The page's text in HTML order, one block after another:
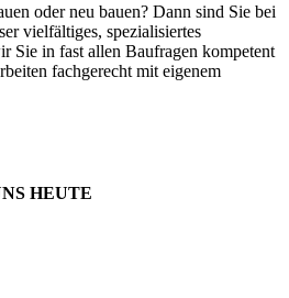
oder neu bauen? Dann sind Sie bei
vielfältiges, spezialisiertes
Sie in fast allen Baufragen kompetent
fachgerecht mit eigenem
HEUTE